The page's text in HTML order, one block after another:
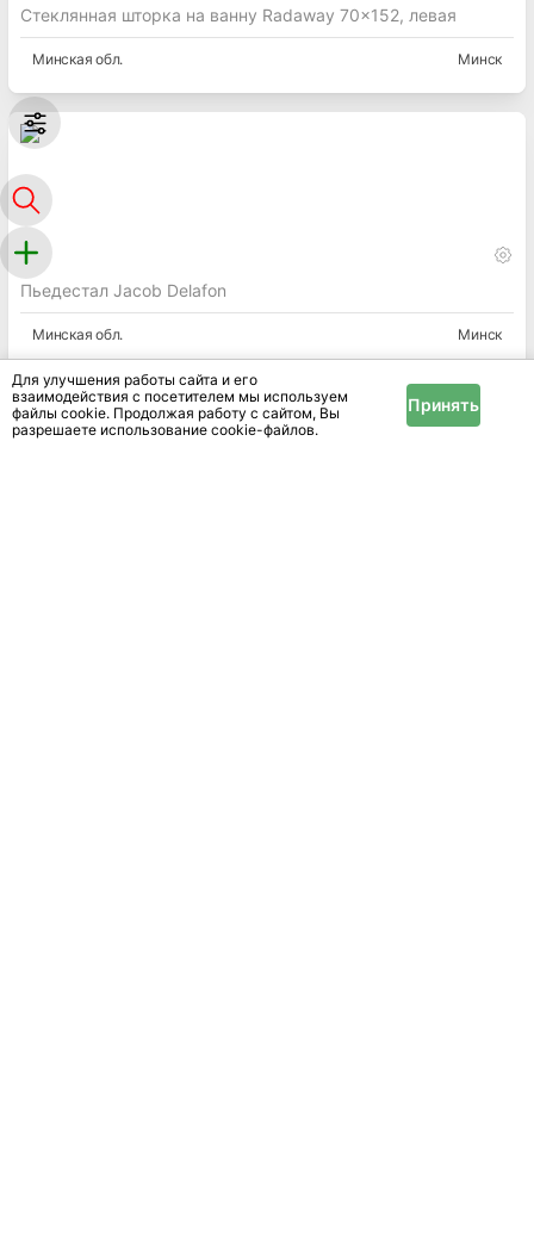
Стеклянная шторка на ванну Radaway 70x152, левая
Минская обл. Минск
Пьедестал Jacob Delafon
Минская обл. Минск
Для улучшения работы сайта и его
взаимодействия с посетителем мы используем
файлы cookie. Продолжая работу с сайтом, Вы
разрешаете использование cookie-файлов.
Принять